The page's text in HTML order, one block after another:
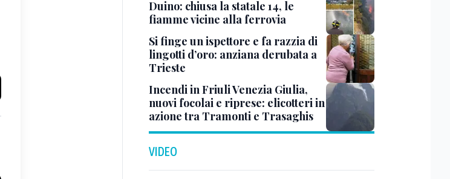
Duino: chiusa la statale 14, le
fiamme vicine alla ferrovia
Si finge un ispettore e fa razzia di
lingotti d’oro: anziana derubata a
Trieste
Incendi in Friuli Venezia Giulia,
nuovi focolai e riprese: elicotteri in
azione tra Tramonti e Trasaghis
VIDEO